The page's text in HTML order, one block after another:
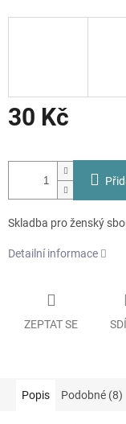
30 Kč
cena:
Skladba pro ženský
Detailní informace
ZEPTAT SE
Popis Podobné (8)